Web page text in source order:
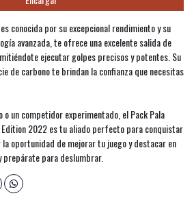
conocida por su excepcional rendimiento y su
avanzada, te ofrece una excelente salida de
ejecutar golpes precisos y potentes. Su
de carbono te brindan la confianza que necesitas
o un competidor experimentado, el Pack Pala
2022 es tu aliado perfecto para conquistar
oportunidad de mejorar tu juego y destacar en
prepárate para deslumbrar.